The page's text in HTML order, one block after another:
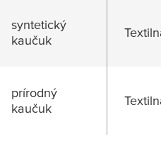
syntetický
kaučuk
prírodný
kaučuk